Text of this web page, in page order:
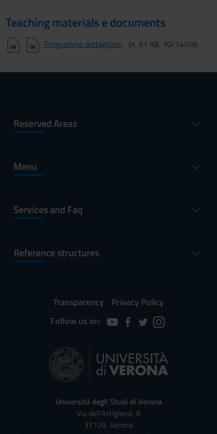
Teaching materials e documents
Programma dettagliato (it, 61 KB, 10/14/09)
Reserved Areas
Menu
Services and Faq
Reference structures
Transparency
Privacy Policy
Follow us on:
Università degli Studi di Verona
Via dell'Artigliere, 8
37129, Verona